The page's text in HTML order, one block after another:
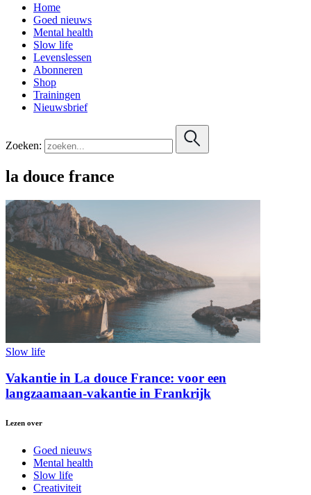
Home
Goed nieuws
Mental health
Slow life
Levenslessen
Abonneren
Shop
Trainingen
Nieuwsbrief
Zoeken:
la douce france
Slow life
Vakantie in La douce France: voor een
langzaamaan-vakantie in Frankrijk
Lezen over
Goed nieuws
Mental health
Slow life
Creativiteit